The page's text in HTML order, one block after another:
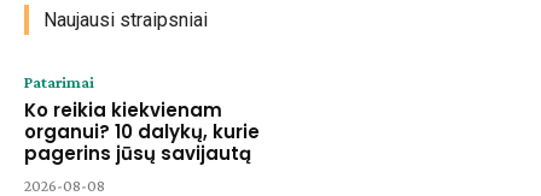
Naujausi straipsniai
Patarimai
Ko reikia kiekvienam
organui? 10 dalykų, kurie
pagerins jūsų savijautą
2026-08-08